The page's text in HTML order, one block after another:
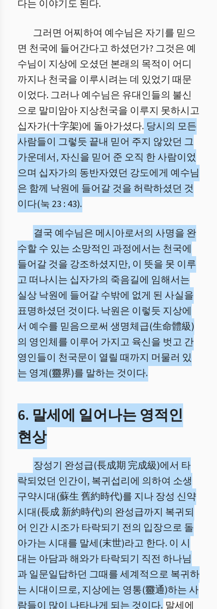
다는 이야기도 된다.
그러면 어찌하여 예수님은 자기를 믿으
면 천국에 들어간다고 하셨던가? 그것은 예
수님이 지상에 오셨던 본래의 목적이 어디
까지나 천국을 이루시려는 데 있었기 때문
이었다. 그러나 예수님은 유대인들의 불신
으로 말미암아 지상천국을 이루지 못하시고
십자가(十字架)에 돌아가셨다. 당시의 모든
사람들이 그렇듯 끝내 믿어 주지 않았던 그
가운데서, 자신을 믿어 준 오직 한 사람이었
으며 십자가의 동반자였던 강도에게 예수님
은 함께 낙원에 들어갈 것을 허락하셨던 것
이다(눅 23 : 43).
결국 예수님은 메시아로서의 사명을 완
수할 수 있는 소망적인 과정에서는 천국에
들어갈 것을 강조하셨지만, 이 뜻을 못 이루
고 떠나시는 십자가의 죽음길에 임해서는
실상 낙원에 들어갈 수밖에 없게 된 사실을
표명하셨던 것이다. 낙원은 이렇듯 지상에
서 예수를 믿음으로써 생명체급(生命體級)
의 영인체를 이루어 가지고 육신을 벗고 간
영인들이 천국문이 열릴 때까지 머물러 있
는 영계(靈界)를 말하는 것이다.
6. 말세에 일어나는 영적인
현상
장성기 완성급(長成期 完成級)에서 타
락되었던 인간이, 복귀섭리에 의하여 소생
구약시대(蘇生 舊約時代)를 지나 장성 신약
시대(長成 新約時代)의 완성급까지 복귀되
어 인간 시조가 타락되기 전의 입장으로 돌
아가는 시대를 말세(末世)라고 한다. 이 시
대는 아담과 해와가 타락되기 직전 하나님
과 일문일답하던 그때를 세계적으로 복귀하
는 시대이므로, 지상에는 영통(靈通)하는 사
람들이 많이 나타나게 되는 것이다. 말세에